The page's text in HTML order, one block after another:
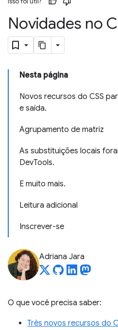
Novidades no
Nesta página
Novos recursos do CSS
e saída.
Agrupamento de matriz
As substituições locais
DevTools.
E muito mais.
Leitura adicional
Inscrever-se
Adriana Jara
O que você precisa saber:
Três novos recursos do